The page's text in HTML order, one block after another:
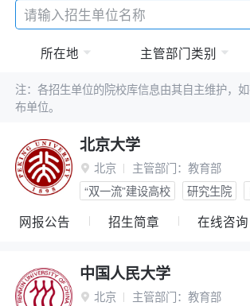
所在地 主管部门类别
注：各招生单位的院校库信息由其自主维护，
布单位。
北京大学
 北京 主管部门： 教育部
“双一流”建设高校
研究生院
网报公告 招生简章 在线咨询
中国人民大学
 北京 主管部门： 教育部